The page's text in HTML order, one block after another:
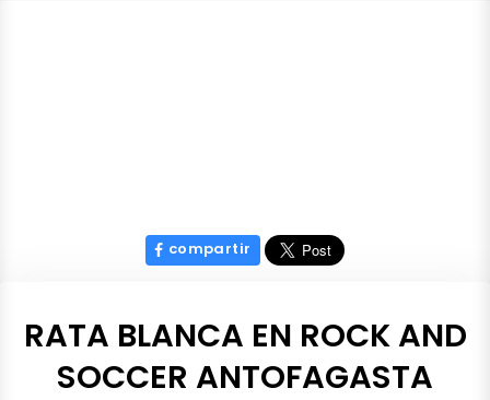
compartir
RATA BLANCA EN ROCK AND
SOCCER ANTOFAGASTA